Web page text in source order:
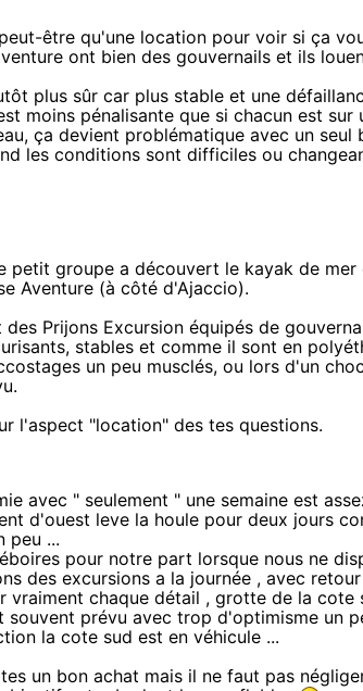
être qu'une location pour voir si ça
ont bien des gouvernails et ils
plus sûr car plus stable et une
moins pénalisante que si chacun est sur
ça devient problématique avec un seul
les conditions sont difficiles ou
petit groupe a découvert le kayak de mer
Aventure (à côté d'Ajaccio).
des Prijons Excursion équipés de
stables et comme il sont en
un peu musclés, ou lors d'un
l'aspect "location" des tes questions.
avec " seulement " une semaine est
d'ouest leve la houle pour deux jours
peu ...
pour notre part lorsque nous ne
des excursions a la journée , avec
vraiment chaque détail , grotte de la
souvent prévu avec trop d'optimisme un
la cote sud est en véhicule ...
un bon achat mais il ne faut pas